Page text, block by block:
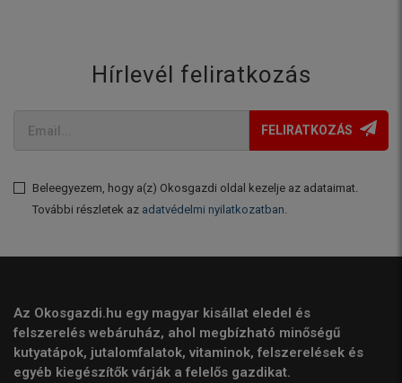
Hírlevél feliratkozás
FELIRATKOZÁS
Beleegyezem, hogy a(z) Okosgazdi oldal kezelje az adataimat.
További részletek az adatvédelmi nyilatkozatban.
Az Okosgazdi.hu egy magyar kisállat eledel és
felszerelés webáruház, ahol megbízható minőségű
kutyatápok, jutalomfalatok, vitaminok, felszerelések és
egyéb kiegészítők várják a felelős gazdikat.